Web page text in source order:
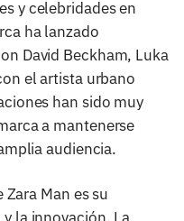
y celebridades en
ha lanzado
David Beckham, Luka
el artista urbano
han sido muy
a mantenerse
audiencia.
Man es su